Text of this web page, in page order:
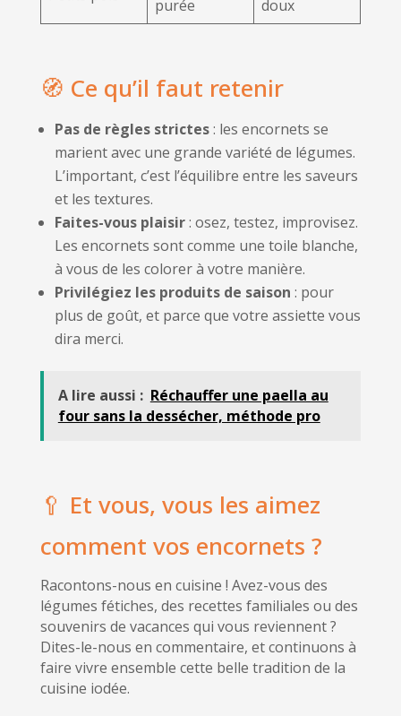
purée
doux
🧭 Ce qu’il faut retenir
Pas de règles strictes: les encornets se
marient avec une grande variété de légumes.
L’important, c’est l’équilibre entre les saveurs
et les textures.
Faites-vous plaisir: osez, testez, improvisez.
Les encornets sont comme une toile blanche,
à vous de les colorer à votre manière.
Privilégiez les produits de saison : pour
plus de goût, et parce que votre assiette vous
dira merci.
A lire aussi : Réchauffer une paella au
four sans la dessécher, méthode pro
🥄 Et vous, vous les aimez
comment vos encornets ?
Racontons-nous en cuisine ! Avez-vous des
légumes fétiches, des recettes familiales ou des
souvenirs de vacances qui vous reviennent ?
Dites-le-nous en commentaire, et continuons à
faire vivre ensemble cette belle tradition de la
cuisine iodée.